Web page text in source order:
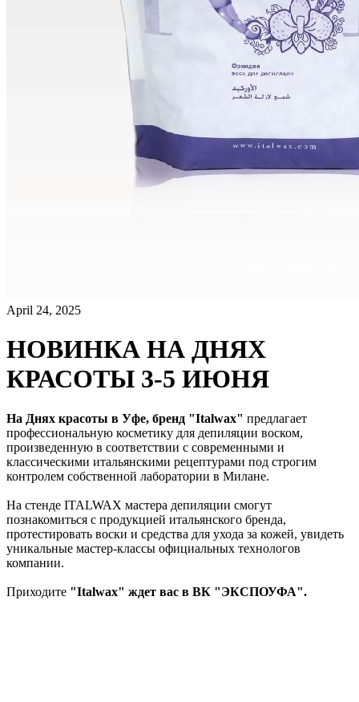
April 24, 2025
НОВИНКА НА ДНЯХ
КРАСОТЫ 3-5 ИЮНЯ
На Днях красоты в Уфе, бренд "Italwax" предлагает
профессиональную косметику для депиляции воском,
произведенную в соответствии с современными и
классическими итальянскими рецептурами под строгим
контролем собственной лаборатории в Милане.
На стенде ITALWAX мастера депиляции смогут
познакомиться с продукцией итальянского бренда,
протестировать воски и средства для ухода за кожей, увидеть
уникальные мастер-классы официальных технологов
компании.
Приходите "Italwax" ждет вас в ВК "ЭКСПОУФА".